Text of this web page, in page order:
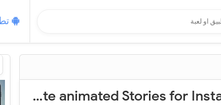
تطبيق mojo - Create animated Stories for Instagram‏